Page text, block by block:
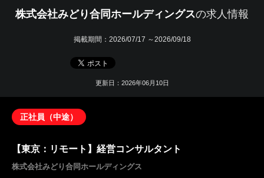
株式会社みどり合同ホールディングスの求人情報
掲載期間： 2026/07/17 ～2026/09/18
更新日：2026年06月10日
正社員（中途）
【東京：リモート】経営コンサルタント
株式会社みどり合同ホールディングス